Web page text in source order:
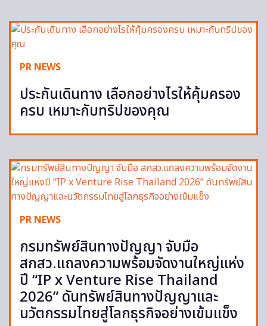
PR NEWS
ประกันเดินทาง เลือกอย่างไรให้คุ้มครอง
ครบ เหมาะกับทริปของคุณ
PR NEWS
กรมทรัพย์สินทางปัญญา จับมือ
สกสว.แถลงความพร้อมจัดงานใหญ่แห่ง
ปี “IP x Venture Rise Thailand
2026” ดันทรัพย์สินทางปัญญาและ
นวัตกรรมไทยสู่โลกธุรกิจอย่างเข้มแข็ง